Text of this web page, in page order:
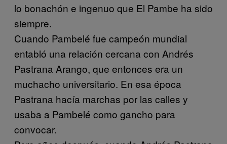
lo bonachón e ingenuo que El Pambe ha sido
siempre.
Cuando Pambelé fue campeón mundial
entabló una relación cercana con Andrés
Pastrana Arango, que entonces era un
muchacho universitario. En esa época
Pastrana hacía marchas por las calles y
usaba a Pambelé como gancho para
convocar.